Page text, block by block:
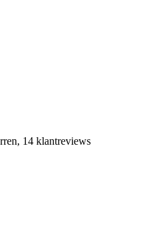
14 klantreviews